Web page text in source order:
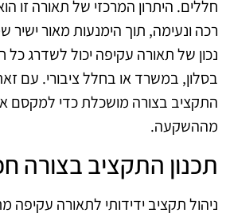
חללים. היתרון המרכזי של תאורה זו
רכה ונעימה, תוך הימנעות מאור ישיר
נכון של תאורה עקיפה יכול לשדרג כל
בסלון, במשרד או בחלל ציבורי. עם
התקציב בצורה מושכלת כדי למקסם
מההשקעה.
תכנון התקציב בצורה
ניהול תקציב ידידותי לתאורה עקיפה